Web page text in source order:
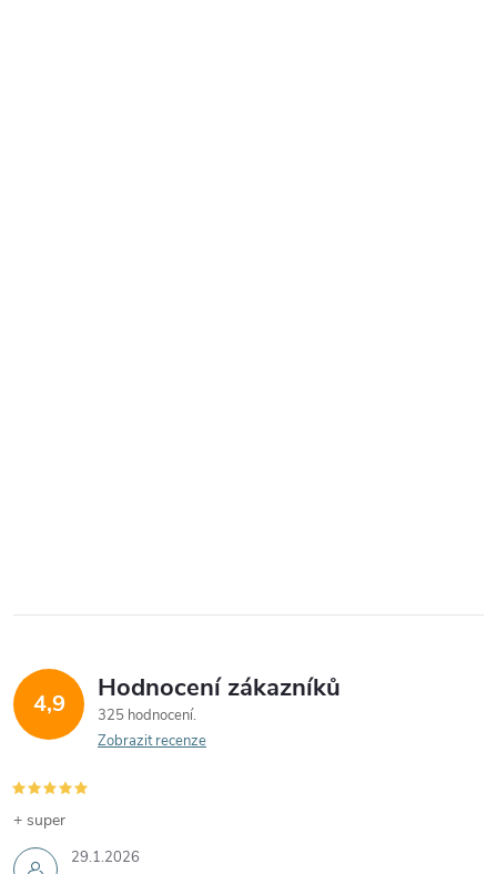
4,9 Hodnocení zákazníků
325 hodnocení
Zobrazit recenze
29.1.2026
+ super